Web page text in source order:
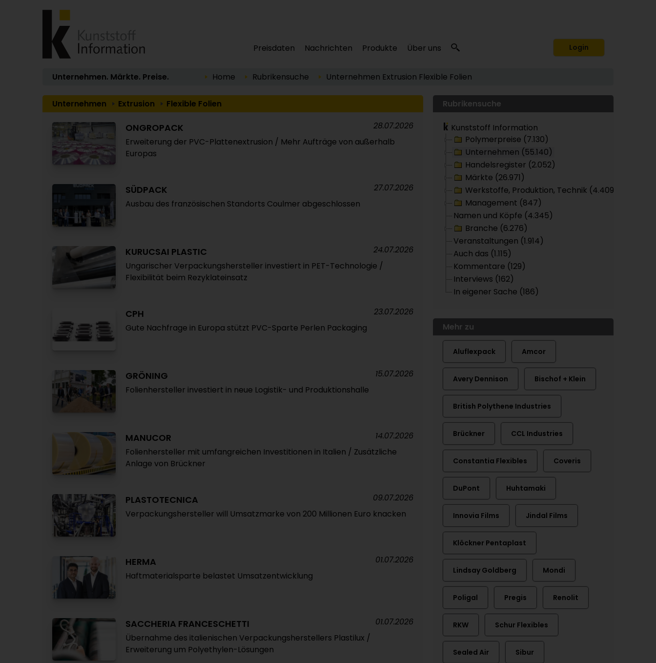
Preisdaten Nachrichten Produkte Über uns Login
Unternehmen. Märkte. Preise. Home Rubrikensuche Unternehmen Extrusion Flexible Folien
Unternehmen Extrusion Flexible Folien
ONGROPACK
Erweiterung der PVC-Plattenextrusion / Mehr Aufträge von außerhalb
Europas
28.07.2026
SÜDPACK
Ausbau des französischen Standorts Coulmer abgeschlossen
27.07.2026
KURUCSAI PLASTIC
Ungarischer Verpackungshersteller investiert in PET-Technologie /
Flexibilität beim Rezyklateinsatz
24.07.2026
CPH
Gute Nachfrage in Europa stützt PVC-Sparte Perlen Packaging
23.07.2026
GRÖNING
Folienhersteller investiert in neue Logistik- und Produktionshalle
15.07.2026
MANUCOR
Folienhersteller mit umfangreichen Investitionen in Italien / Zusätzliche
Anlage von Brückner
14.07.2026
PLASTOTECNICA
Verpackungshersteller will Umsatzmarke von 200 Millionen Euro knacken
09.07.2026
HERMA
Haftmaterialsparte belastet Umsatzentwicklung
01.07.2026
SACCHERIA FRANCESCHETTI
Übernahme des italienischen Verpackungsherstellers Plastilux /
Erweiterung um Polyethylen-Lösungen
01.07.2026
Rubrikensuche
Kunststoff Information
Polymerpreise (7.130)
Unternehmen (55.140)
Handelsregister (2.052)
Märkte (26.971)
Werkstoffe, Produktion, Technik (4.409)
Management (847)
Namen und Köpfe (4.345)
Branche (6.276)
Veranstaltungen (1.914)
Auch das (1.115)
Kommentare (129)
Interviews (162)
In eigener Sache (186)
Mehr zu
Aluflexpack Amcor
Avery Dennison Bischof + Klein
British Polythene Industries
Brückner CCL Industries
Constantia Flexibles Coveris
DuPont Huhtamaki
Innovia Films Jindal Films
Klöckner Pentaplast
Lindsay Goldberg Mondi
Poligal Pregis Renolit
RKW Schur Flexibles
Sealed Air Sibur